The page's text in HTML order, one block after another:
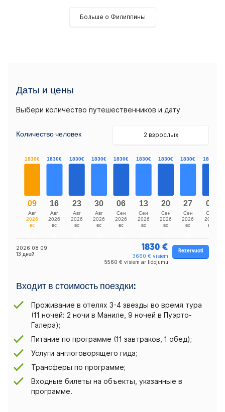
Больше о Филиппины
Даты и цены
Выбери количество путешественников и дату
Количество человек 2 взрослых
2026 08 09
13 дней
1830 €
3660 € visiem
5560 € visiem ar lidojumu
Rezervuoti
Входит в стоимость поездки:
Проживание в отелях 3-4 звезды во время тура
(11 ночей: 2 ночи в Маниле, 9 ночей в Пуэрто-
Галера);
Питание по программе (11 завтраков, 1 обед);
Услуги англоговорящего гида;
Трансферы по программе;
Входные билеты на объекты, указанные в
программе.